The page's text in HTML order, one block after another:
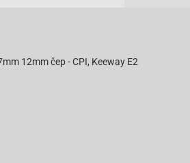
12mm čep - CPI, Keeway E2